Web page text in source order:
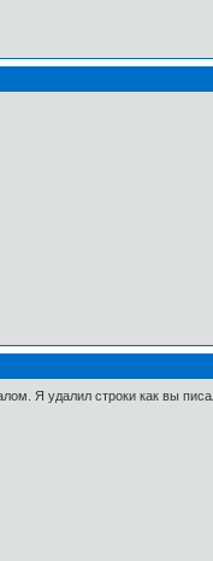
Я удалил строки как вы